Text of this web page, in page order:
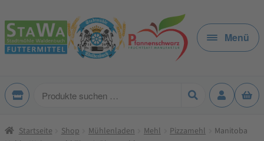
Zur
Navigation
springen
Zum
Inhalt
springen
Menü
Produkte
Startseite Shop Mühlenladen Mehl Pizzamehl
Manitoba